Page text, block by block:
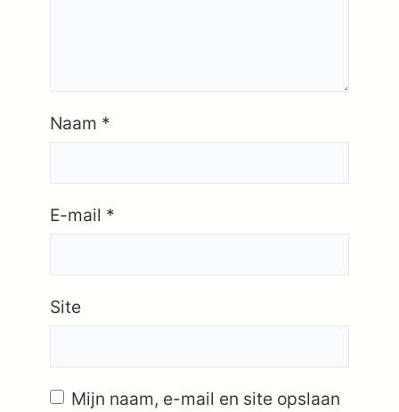
Naam *
E-mail *
Site
Mijn naam, e-mail en site opslaan